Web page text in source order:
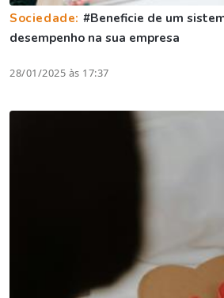
Sociedade: #Beneficie de um
desempenho na sua empresa
28/01/2025 às 17:37